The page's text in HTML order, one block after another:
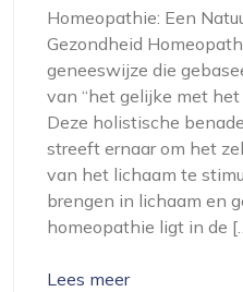
Homeopathie: Een
Gezondheid
geneeswijze die
van “het gelijke met
Deze holistische
streeft ernaar om het
van het lichaam te
brengen in lichaam en
homeopathie ligt in de
Lees meer